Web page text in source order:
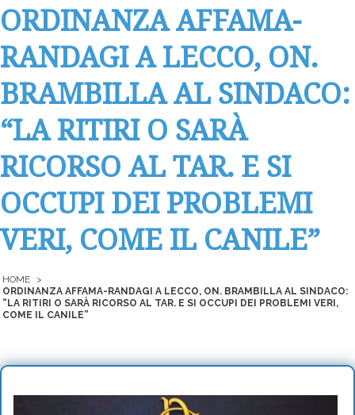
ORDINANZA AFFAMA-
RANDAGI A LECCO, ON.
BRAMBILLA AL SINDACO:
“LA RITIRI O SARÀ
RICORSO AL TAR. E SI
OCCUPI DEI PROBLEMI
VERI, COME IL CANILE”
HOME
>
ORDINANZA AFFAMA-RANDAGI A LECCO, ON. BRAMBILLA AL SINDACO:
“LA RITIRI O SARÀ RICORSO AL TAR. E SI OCCUPI DEI PROBLEMI VERI,
COME IL CANILE”